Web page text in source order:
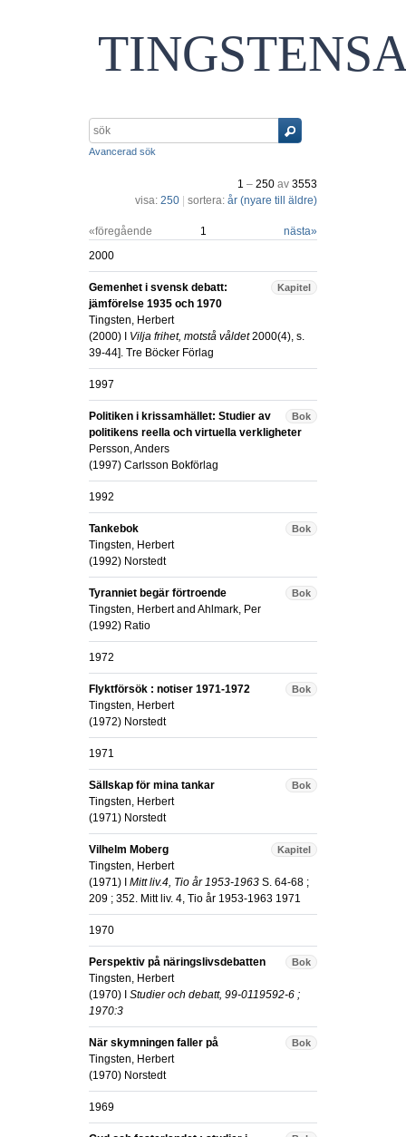
Avancerad sök
1 – 250 av 3553
visa: 250 sortera: år (nyare till äldre)
«föregående 1 nästa»
2000
Kapitel
Gemenhet i svensk debatt:
jämförelse 1935 och 1970
Tingsten, Herbert
(2000) I Vilja frihet, motstå våldet 2000(4), s.
39-44]. Tre Böcker Förlag
1997
Bok
Politiken i krissamhället: Studier av
politikens reella och virtuella verkligheter
Persson, Anders
(1997) Carlsson Bokförlag
1992
Bok
Tankebok
Tingsten, Herbert
(1992) Norstedt
Bok
Tyranniet begär förtroende
Tingsten, Herbertand Ahlmark, Per
(1992) Ratio
1972
Bok
Flyktförsök : notiser 1971-1972
Tingsten, Herbert
(1972) Norstedt
1971
Bok
Sällskap för mina tankar
Tingsten, Herbert
(1971) Norstedt
Kapitel
Vilhelm Moberg
Tingsten, Herbert
(1971) I Mitt liv.4, Tio år 1953-1963 S. 64-68 ;
209 ; 352. Mitt liv. 4, Tio år 1953-1963 1971
1970
Bok
Perspektiv på näringslivsdebatten
Tingsten, Herbert
(1970) I Studier och debatt, 99-0119592-6 ;
1970:3
Bok
När skymningen faller på
Tingsten, Herbert
(1970) Norstedt
1969